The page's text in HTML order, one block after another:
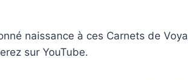
naissance à ces Carnets de
sur YouTube.